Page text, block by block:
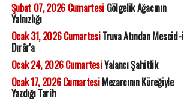
Şubat 07, 2026 CumartesiGölgelik Ağacının
Yalnızlığı
Ocak 31, 2026 CumartesiTruva Atından Mescid-i
Dırâr'a
Ocak 24, 2026 CumartesiYalancı Şahitlik
Ocak 17, 2026 CumartesiMezarcının Küreğiyle
Yazdığı Tarih